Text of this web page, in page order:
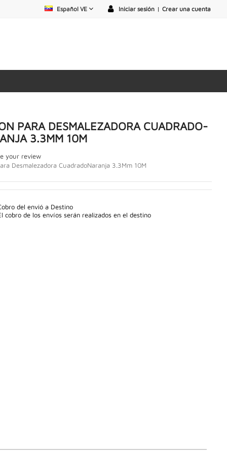
Iniciar sesión | Crear una cuenta
Español VE
PARA DESMALEZADORA CUADRADO-
3.3MM 10M
your review
Desmalezadora CuadradoNaranja 3.3Mm 10M
del envió a Destino
cobro de los envíos serán realizados en el destino